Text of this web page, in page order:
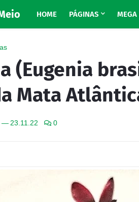
HOME PÁGINAS MEGA
(Eugenia
Mata
— 23.11.22 0